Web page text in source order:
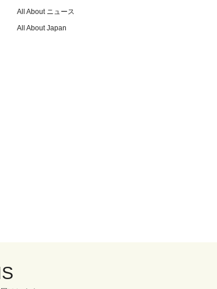
All About ニュース
All About Japan